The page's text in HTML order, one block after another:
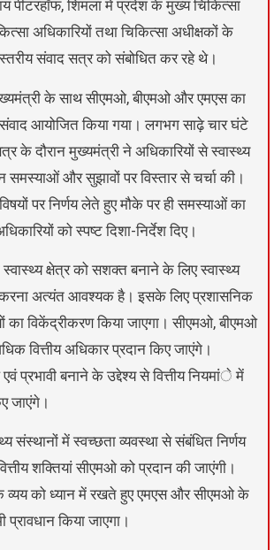
पीटरहॉफ, शिमला में प्रदेश के मुख्य चिकित्सा
अधिकारियों तथा चिकित्सा अधीक्षकों के
संवाद सत्र को संबोधित कर रहे थे।
के साथ सीएमओ, बीएमओ और एमएस का
आयोजित किया गया। लगभग साढ़े चार घंटे
के दौरान मुख्यमंत्री ने अधिकारियों से स्वास्थ्य
समस्याओं और सुझावों पर विस्तार से चर्चा की।
पर निर्णय लेते हुए मौके पर ही समस्याओं का
को स्पष्ट दिशा-निर्देश दिए।
क्षेत्र को सशक्त बनाने के लिए स्वास्थ्य
अत्यंत आवश्यक है। इसके लिए प्रशासनिक
का विकेंद्रीकरण किया जाएगा। सीएमओ, बीएमओ
वित्तीय अधिकार प्रदान किए जाएंगे।
प्रभावी बनाने के उद्देश्य से वित्तीय नियमांे में
जाएंगे।
संस्थानों में स्वच्छता व्यवस्था से संबंधित निर्णय
शक्तियां सीएमओ को प्रदान की जाएंगी।
को ध्यान में रखते हुए एमएस और सीएमओ के
प्रावधान किया जाएगा।